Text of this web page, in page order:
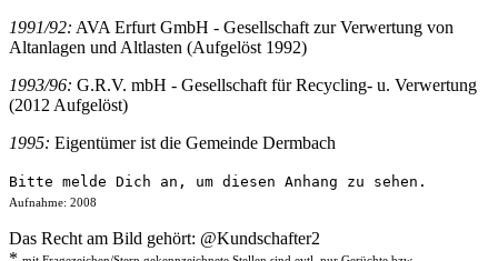
1991/92: AVA Erfurt GmbH - Gesellschaft zur Verwertung von
Altanlagen und Altlasten (Aufgelöst 1992)
1993/96: G.R.V. mbH - Gesellschaft für Recycling- u. Verwertung
(2012 Aufgelöst)
1995: Eigentümer ist die Gemeinde Dermbach
Bitte melde Dich an, um diesen Anhang zu sehen.
Aufnahme: 2008
Das Recht am Bild gehört: @Kundschafter2